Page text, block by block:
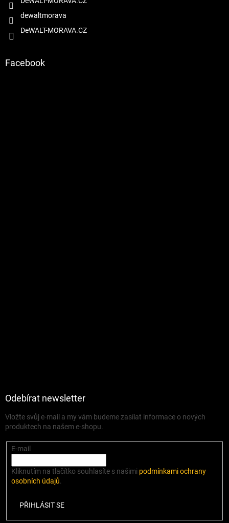
dewaltmorava
DeWALT-MORAVA.CZ
Facebook
Odebírat newsletter
Vložte svůj e-mail a my vám budeme zasílat informace o nových
produktech na našem e-shopu.
E-mail
Kliknutím na tlačítko souhlasíte s našimi podmínkami ochrany
osobních údajů.
PŘIHLÁSIT SE